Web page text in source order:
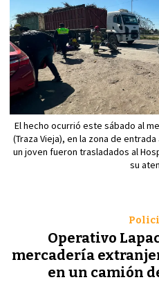
El hecho ocurrió este sábado al
(Traza Vieja), en la zona de
un joven fueron trasladados al
su
Operativo
mercadería
en un camión